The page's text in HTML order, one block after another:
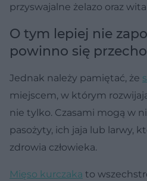
przyswajalne żelazo oraz
O tym lepiej nie
powinno się
Jednak należy pamiętać, że
miejscem, w którym
nie tylko. Czasami mogą w
pasożyty, ich jaja lub larwy,
zdrowia człowieka.
Mięso kurczaka to